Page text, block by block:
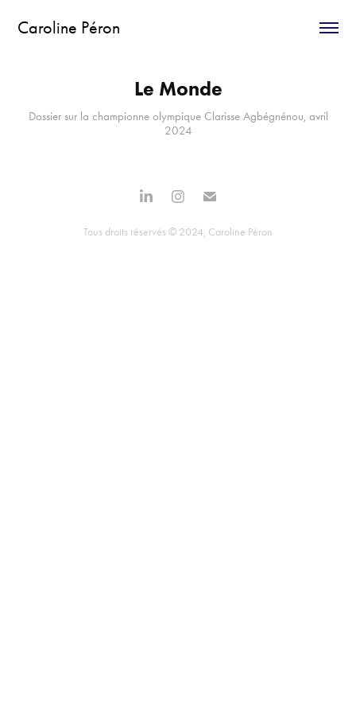
Caroline Péron
Le Monde
Dossier sur la championne olympique Clarisse Agbégnénou, avril
2024
Tous droits réservés © 2024, Caroline Péron